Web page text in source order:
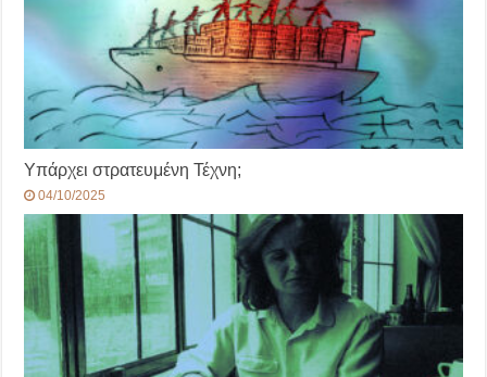
Υπάρχει στρατευμένη Τέχνη;
04/10/2025